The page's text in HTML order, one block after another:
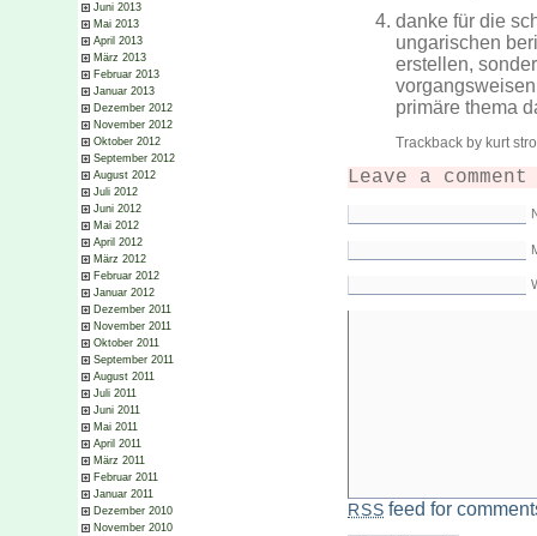
Juni 2013
Mai 2013
April 2013
März 2013
Februar 2013
Januar 2013
Dezember 2012
November 2012
Oktober 2012
September 2012
August 2012
Juli 2012
Juni 2012
Mai 2012
April 2012
März 2012
Februar 2012
Januar 2012
Dezember 2011
November 2011
Oktober 2011
September 2011
August 2011
Juli 2011
Juni 2011
Mai 2011
April 2011
März 2011
Februar 2011
Januar 2011
Dezember 2010
November 2010
danke für die
ungarischen
erstellen,
primäre thema
Trackback by kurt
Leave a comment
RSS feed for